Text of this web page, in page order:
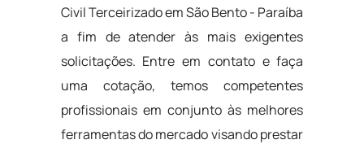
Civil Terceirizado em São Bento - Paraíba
a fim de atender às mais exigentes
solicitações. Entre em contato e faça
uma cotação, temos competentes
profissionais em conjunto às melhores
ferramentas do mercado visando prestar